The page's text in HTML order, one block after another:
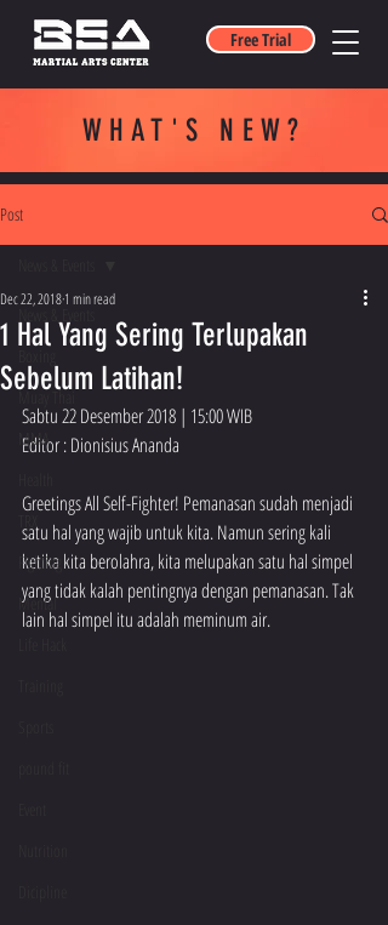
Free Trial
WHAT'S NEW?
Post
News & Events
Muay Thai
MMA
TRX
Fighting
Mental
1 Hal Yang Sering Terlupakan
Sebelum Latihan!
Dec 22, 20181 min read
Sabtu 22 Desember 2018 | 15:00 WIB
Editor : Dionisius Ananda
Greetings All Self-Fighter! Pemanasan sudah menjadi
satu hal yang wajib untuk kita. Namun sering kali
ketika kita berolahra, kita melupakan satu hal simpel
yang tidak kalah pentingnya dengan pemanasan. Tak
lain hal simpel itu adalah meminum air.